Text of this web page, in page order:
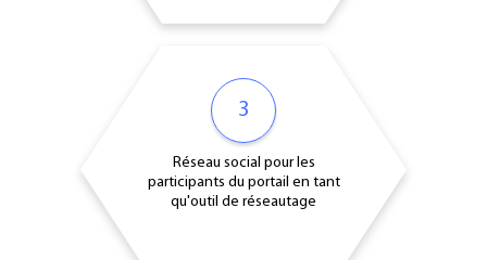
3
Réseau social pour les
participants du portail en tant
qu'outil de réseautage